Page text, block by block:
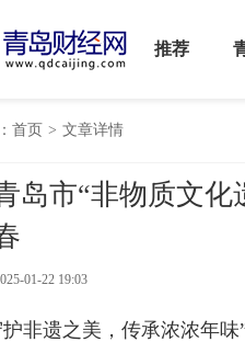
推荐
首页 > 文章详情
岛市“非物质文
01-22 19:03
护非遗之美，传承浓浓年